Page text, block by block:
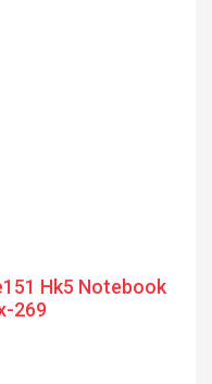
Hk5 Notebook
269